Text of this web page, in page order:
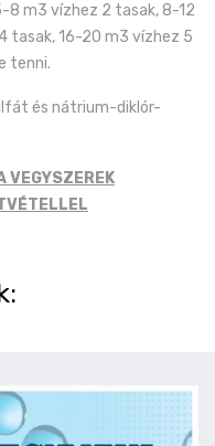
8 m3 vízhez 2 tasak, 8-12
tasak, 16-20 m3 vízhez 5
tenni.
és nátrium-diklór-
VEGYSZEREK